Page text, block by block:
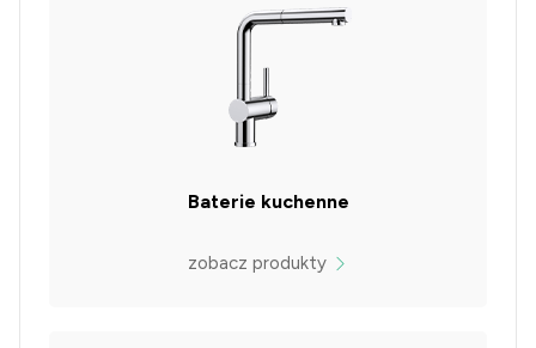
Baterie kuchenne
zobacz produkty